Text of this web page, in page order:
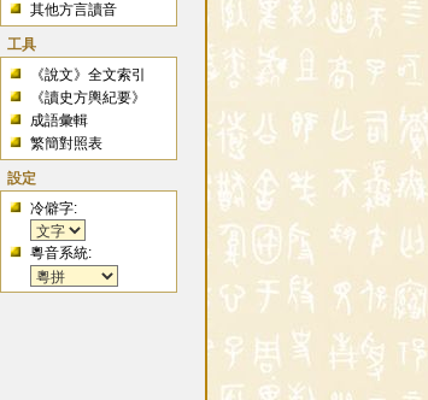
其他方言讀音
工具
《說文》全文索引
《讀史方輿紀要》
成語彙輯
繁簡對照表
設定
冷僻字:
粵音系統: